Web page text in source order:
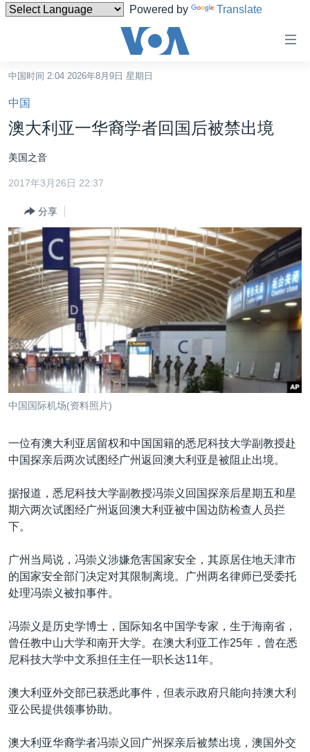
Powered by Translate
碍
链
接
跳
转
内
转
到
导
航
跳
转
到
检
索
台湾
港澳
国际
最新国际新闻
印太
中东
欧洲
非洲
美洲
全球议题
分类新闻
经济·金融·贸易
人权·法律·宗教
科教·文娱·体健
军事
劳工
美中关系
热点专题
白宫要闻
国会报道
美中关系
美国建国250周年
美国之音专访
重要讲话与声明
台海两岸关系
南中国海争端
关注新疆
GEN Z 看美国
VOA视频
VOA今日焦点
中文广播
关注我们
其他语言网站
中国时间 2:04 2026年8月9日 星期日
中国
澳大利亚一华裔学者回国后被禁出境
美国之音
2017年3月26日 22:37
分享
中国国际机场(资料照片)
一位有澳大利亚居留权和中国国籍的悉尼科技大学副教授赴
中国探亲后两次试图经广州返回澳大利亚是被阻止出境。
据报道，悉尼科技大学副教授冯崇义回国探亲后星期五和星
期六两次试图经广州返回澳大利亚被中国边防检查人员拦
下。
广州当局说，冯崇义涉嫌危害国家安全，其原居住地天津市
的国家安全部门决定对其限制离境。广州两名律师已受委托
处理冯崇义被扣事件。
冯崇义是历史学博士，国际知名中国学专家，生于海南省，
曾任教中山大学和南开大学。在澳大利亚工作25年，曾在悉
尼科技大学中文系担任主任一职长达11年。
澳大利亚外交部已获悉此事件，但表示政府只能向持澳大利
亚公民提供领事协助。
澳大利亚华裔学者冯崇义回广州探亲后被禁出境，澳国外交